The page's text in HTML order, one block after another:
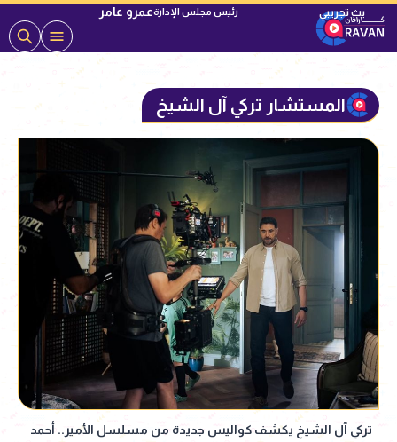
رئيس مجلس الإدارةعمرو عامر
المستشار تركي آل الشيخ
تركي آل الشيخ يكشف كواليس جديدة من مسلسل الأمير.. أحمد